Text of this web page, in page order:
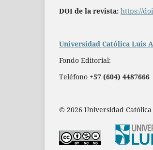
DOI de la revista: https://
Universidad Católica Luis
Fondo Editorial:
Teléfono +57 (604) 4487666
© 2026 Universidad